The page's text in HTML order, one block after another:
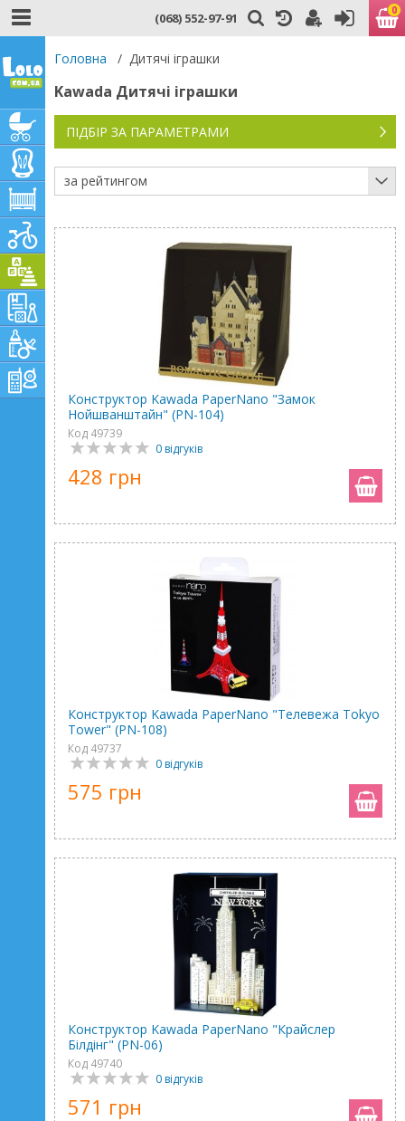
(068) 552-97-91 0
Головна / Дитячі іграшки
Kawada Дитячі іграшки
ПІДБІР ЗА ПАРАМЕТРАМИ
за рейтингом
Конструктор Kawada PaperNano "Замок
Нойшванштайн" (PN-104)
Код 49739
0 відгуків
428 грн
Конструктор Kawada PaperNano "Телевежа Tokyo
Tower" (PN-108)
Код 49737
0 відгуків
575 грн
Конструктор Kawada PaperNano "Крайслер
Білдінг" (PN-06)
Код 49740
0 відгуків
571 грн